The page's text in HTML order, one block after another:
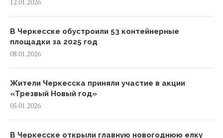
12.01.2026
В Черкесске обустроили 53 контейнерные
площадки за 2025 год
08.01.2026
Жители Черкесска приняли участие в акции
«Трезвый Новый год»
05.01.2026
В Черкесске открыли главную новогоднюю елку